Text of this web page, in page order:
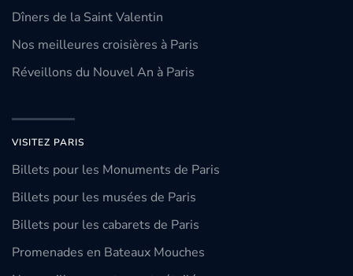
Dîners de la Saint Valentin
Nos meilleures croisières à Paris
Réveillons du Nouvel An à Paris
VISITEZ PARIS
Billets pour les Monuments de Paris
Billets pour les musées de Paris
Billets pour les cabarets de Paris
Promenades en Bateaux Mouches